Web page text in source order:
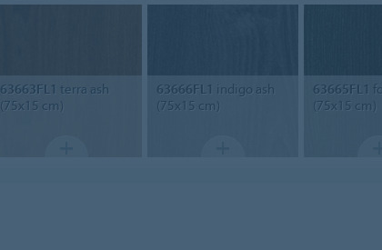
63663FL1 terra ash
(75x15 cm)
63666FL1
indigo ash
(75x15 cm)
63665FL1
(75x15 cm)